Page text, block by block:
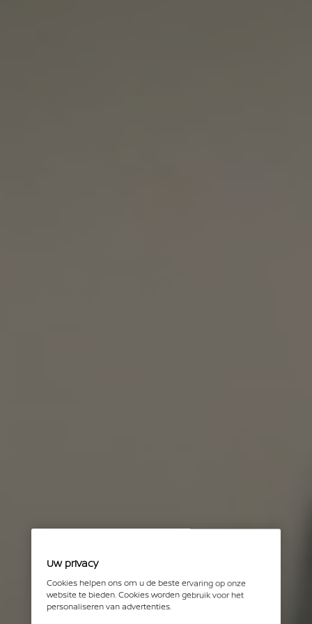
Uw privacy
Cookies helpen ons om u de beste ervaring op onze
website te bieden. Cookies worden gebruik voor het
personaliseren van advertenties.